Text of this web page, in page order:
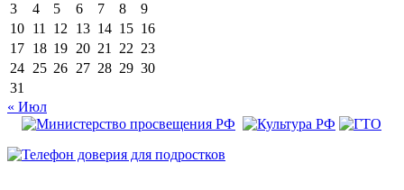
3
4 5 6 7 8
9
10 11 12 13 14 15 16
17 18 19 20 21 22 23
24 25 26 27 28 29 30
31
« Июл